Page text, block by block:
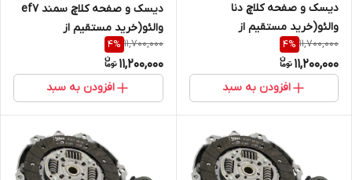
دیسک و صفحه کلاچ دنا
والئو(خرید مستقیم از
واردکننده)
11,700,000
4%
11,200,000
افزودن به سبد
دیسک و صفحه کلاچ سمند ef7
والئو(خرید مستقیم از
واردکننده)
11,700,000
4%
11,200,000
افزودن به سبد